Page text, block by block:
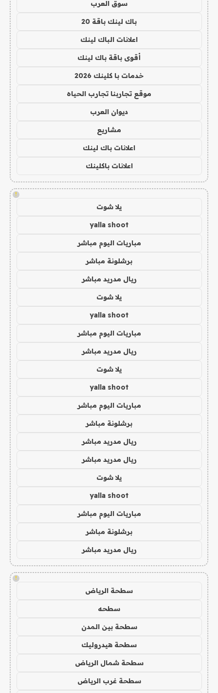
سوق العرب
باك لينك باقة 20
اعلانات الباك لينك
أقوى باقة باك لينك
خدمات با كلينك 2026
موقع تجاربنا تجارب الحياه
ديوان العرب
مشاريع
اعلانات باك لينك
اعلانات باكلينك
!
يلا شوت
yalla shoot
مباريات اليوم مباشر
برشلونة مباشر
ريال مدريد مباشر
يلا شوت
yalla shoot
مباريات اليوم مباشر
ريال مدريد مباشر
يلا شوت
yalla shoot
مباريات اليوم مباشر
برشلونة مباشر
ريال مدريد مباشر
ريال مدريد مباشر
يلا شوت
yalla shoot
مباريات اليوم مباشر
برشلونة مباشر
ريال مدريد مباشر
!
سطحة الرياض
سطحه
سطحة بين المدن
سطحة هيدروليك
سطحة شمال الرياض
سطحة غرب الرياض